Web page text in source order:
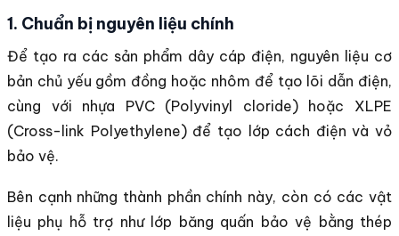
1. Chuẩn bị nguyên liệu chính
Để tạo ra các sản phẩm dây cáp điện, nguyên liệu cơ
bản chủ yếu gồm đồng hoặc nhôm để tạo lõi dẫn điện,
cùng với nhựa PVC (Polyvinyl cloride) hoặc XLPE
(Cross-link Polyethylene) để tạo lớp cách điện và vỏ
bảo vệ.
Bên cạnh những thành phần chính này, còn có các vật
liệu phụ hỗ trợ như lớp băng quấn bảo vệ bằng thép